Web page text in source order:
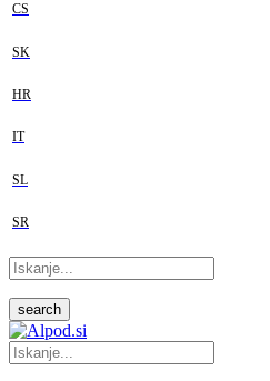
CS
SK
HR
IT
SL
SR
search